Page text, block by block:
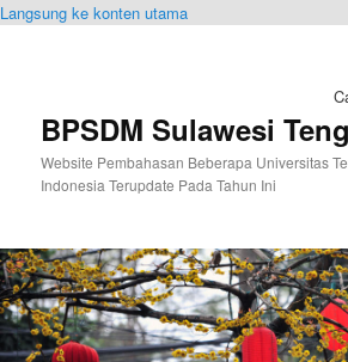
Langsung ke konten utama
BPSDM Sulawesi
Website Pembahasan Beberapa Universitas
Indonesia Terupdate Pada Tahun Ini